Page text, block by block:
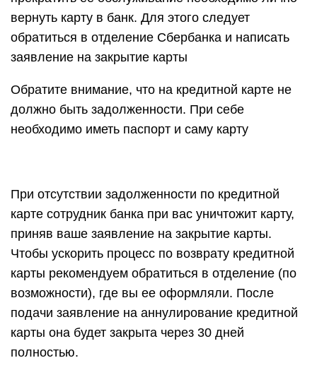
вернуть карту в банк. Для этого следует
обратиться в отделение Сбербанка и написать
заявление на закрытие карты
Обратите внимание, что на кредитной карте не
должно быть задолженности. При себе
необходимо иметь паспорт и саму карту
При отсутствии задолженности по кредитной
карте сотрудник банка при вас уничтожит карту,
приняв ваше заявление на закрытие карты.
Чтобы ускорить процесс по возврату кредитной
карты рекомендуем обратиться в отделение (по
возможности), где вы ее оформляли. После
подачи заявление на аннулирование кредитной
карты она будет закрыта через 30 дней
полностью.